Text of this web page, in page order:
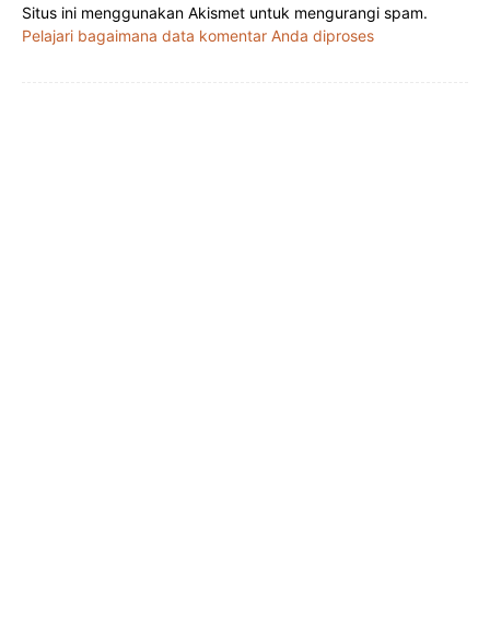
Situs ini menggunakan Akismet untuk mengurangi spam.
Pelajari bagaimana data komentar Anda diproses